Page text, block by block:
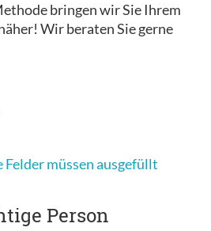
bringen wir Sie Ihrem
Wir beraten Sie gerne
Felder müssen ausgefüllt
Person